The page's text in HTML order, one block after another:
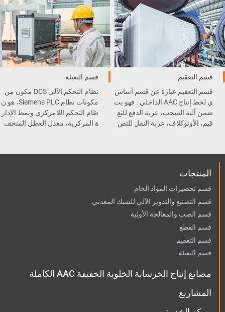
قسم التعقيم
قسم التعقيم عبارة عن قسم أساس
ي لخط إنتاج AAC الداخلي . فهو يت
ضمن آلية السحب، عربة الدفع للتع
قيم، الأوتوكلاف، عربة النقل للتص
قسم التعبئة
نظام التحكم الآلي DCS مكون من
مكونات نظام Siemens PLC، هو ن
ظام التحكم اللامركزي ونمط الإدار
ة المركزية، معدل العطل المنخف
المنتجات
قسم تحضيرات المواد الخام
قسم التصنيع والتدوير الآلي للشبك المعدني
قسم الصب والمعالجة الأولية
قسم القطع
قسم التعقيم
قسم التعبئة
مصانع إنتاج الخرسانة الخلوية الخفيفة AAC الكاملة
المشاريع